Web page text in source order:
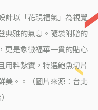
計以「花現福氣」為視覺
典雅的氣息。隨袋附贈的
更是象徵福華一貫的貼心
用料紮實，特選鮑魚切片
美。。（圖片來源：台北